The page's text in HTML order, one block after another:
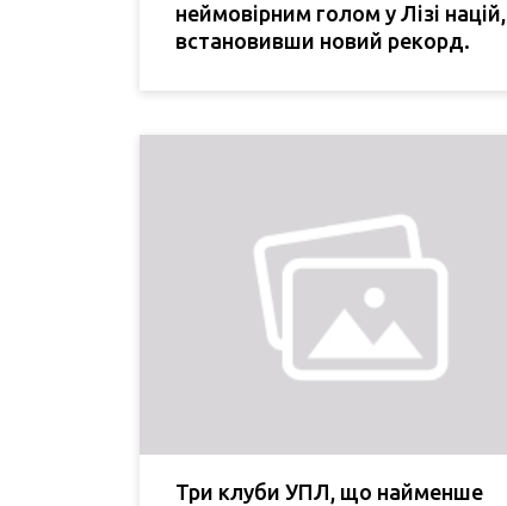
неймовірним голом у Лізі націй,
встановивши новий рекорд.
Три клуби УПЛ, що найменше